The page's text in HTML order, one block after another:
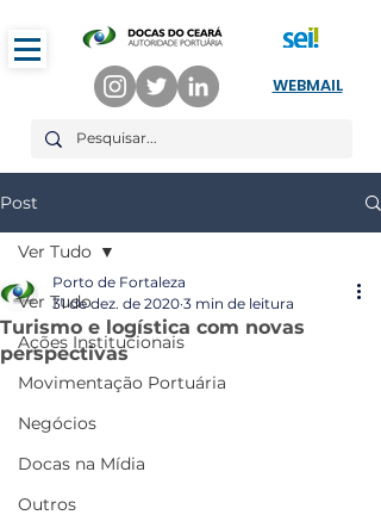
WEBMAIL
Post
Ver Tudo
Ações Institucionais
Movimentação Portuária
Negócios
Docas na Mídia
Outros
Ver Tudo
Turismo e logística com novas
perspectivas
Porto de Fortaleza
31 de dez. de 2020 3 min de leitura